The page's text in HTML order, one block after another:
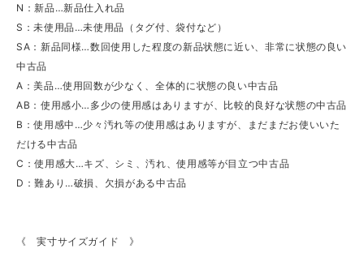
N：新品…新品仕入れ品
S：未使用品…未使用品（タグ付、袋付など）
SA：新品同様…数回使用した程度の新品状態に近い、非常に状態の良い
中古品
A：美品…使用回数が少なく、全体的に状態の良い中古品
AB：使用感小…多少の使用感はありますが、比較的良好な状態の中古品
B：使用感中…少々汚れ等の使用感はありますが、まだまだお使いいた
だける中古品
C：使用感大…キズ、シミ、汚れ、使用感等が目立つ中古品
D：難あり…破損、欠損がある中古品
《 実寸サイズガイド 》